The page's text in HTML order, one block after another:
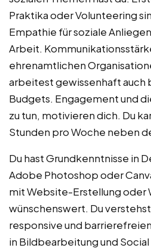
Praktika oder Volunteering
Empathie für soziale
Arbeit.
ehrenamtlichen
arbeitest gewissenhaft auch
Budgets. Engagement und
zu tun, motivieren dich. Du
Stunden pro Woche neben
Du hast Grundkenntnisse in
Adobe Photoshop oder
mit Website-Erstellung oder
wünschenswert. Du
responsive und
in Bildbearbeitung und